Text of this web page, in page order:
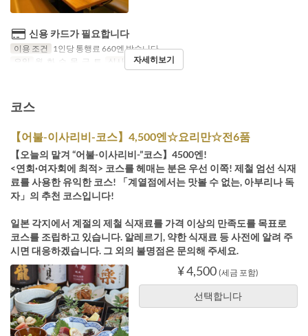
신용 카드가 필요합니다
이용 조건
1인당 통행료 660엔 받습니다.
요일
월, 화, 수, 목, 금, 토 식사 저녁
자세히보기
코스
【어불-이사리비-코스】4,500엔☆요리만☆전6품
【오늘의 맡겨 “어불-이사리비-”코스】4500엔!
<연회·여자회에 최적> 코스를 헤매는 분은 우선 이쪽! 제철 엄선 식재
료를 사용한 유익한 코스! 「계열점에서는 맛볼 수 없는, 아부리나 독
자」의 추천 코스입니다!
일본 각지에서 계절의 제철 식재료를 가격 이상의 만족도를 목표로
코스를 조립하고 있습니다. 알레르기, 약한 식재료 등 사전에 알려 주
시면 대응하겠습니다. 그 외의 불명점은 문의해 주세요.
¥ 4,500 (세금 포함)
선택합니다